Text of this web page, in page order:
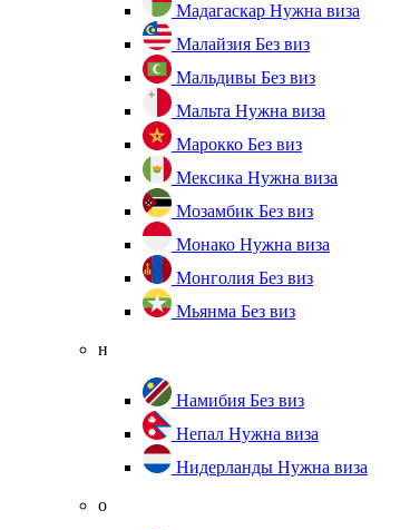
Мадагаскар Нужна виза
Малайзия Без виз
Мальдивы Без виз
Мальта Нужна виза
Марокко Без виз
Мексика Нужна виза
Мозамбик Без виз
Монако Нужна виза
Монголия Без виз
Мьянма Без виз
н
Намибия Без виз
Непал Нужна виза
Нидерланды Нужна виза
о